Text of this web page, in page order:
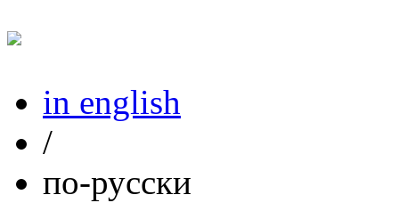
in english
/
по-русски